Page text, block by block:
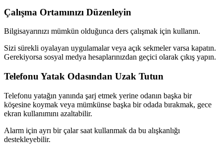
Çalışma Ortamınızı Düzenleyin
Bilgisayarınızı mümkün olduğunca ders çalışmak için kullanın.
Sizi sürekli oyalayan uygulamalar veya açık sekmeler varsa kapatın.
Gerekiyorsa sosyal medya hesaplarınızdan geçici olarak çıkış yapın.
Telefonu Yatak Odasından Uzak Tutun
Telefonu yatağın yanında şarj etmek yerine odanın başka bir
köşesine koymak veya mümkünse başka bir odada bırakmak, gece
ekran kullanımını azaltabilir.
Alarm için ayrı bir çalar saat kullanmak da bu alışkanlığı
destekleyebilir.